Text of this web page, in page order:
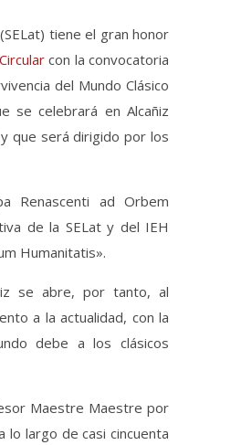
tiene el gran honor
con la convocatoria
del Mundo Clásico
se celebrará en Alcañiz
que será dirigido por los
Renascenti ad Orbem
de la SELat y del IEH
Humanitatis».
se abre, por tanto, al
a la actualidad, con la
debe a los clásicos
Maestre Maestre por
lo largo de casi cincuenta